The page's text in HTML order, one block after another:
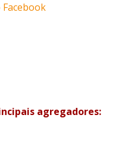
Facebook
agregadores: